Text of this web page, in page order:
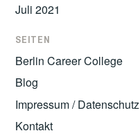
Juli 2021
SEITEN
Berlin Career College
Blog
Impressum / Datenschutz
Kontakt